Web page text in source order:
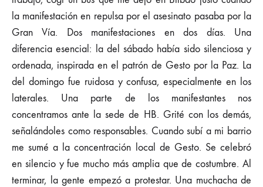
la manifestación en repulsa por el asesinato pasaba por la
Gran Vía. Dos manifestaciones en dos días. Una
diferencia esencial: la del sábado había sido silenciosa y
ordenada, inspirada en el patrón de Gesto por la Paz. La
del domingo fue ruidosa y confusa, especialmente en los
laterales. Una parte de los manifestantes nos
concentramos ante la sede de HB. Grité con los demás,
señalándoles como responsables. Cuando subí a mi barrio
me sumé a la concentración local de Gesto. Se celebró
en silencio y fue mucho más amplia que de costumbre. Al
terminar, la gente empezó a protestar. Una muchacha de